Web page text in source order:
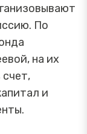
По
на их
и